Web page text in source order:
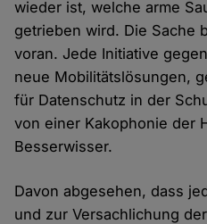
wieder ist, welche arme
getrieben wird. Die Sache
voran. Jede Initiative
neue Mobilitätslösungen,
für Datenschutz in der
von einer Kakophonie der
Besserwisser.
Davon abgesehen, dass
und zur Versachlichung